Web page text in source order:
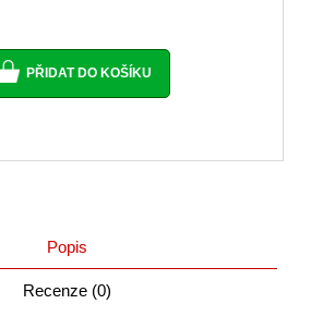
Popis
Recenze (0)